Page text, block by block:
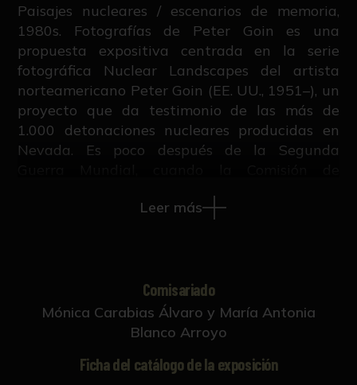
Paisajes nucleares / escenarios de memoria,
1980s. Fotografías de Peter Goin es una
propuesta expositiva centrada en la serie
fotográfica Nuclear Landscapes del artista
norteamericano Peter Goin (EE. UU., 1951–), un
proyecto que da testimonio de las más de
1.000 detonaciones nucleares producidas en
Nevada. Es poco después de la Segunda
crea un campo de pruebas en el sur de
efectos nocivos de la radiación resulta escasa y
el “folclore” que surgió llevó a muchos a
acercarse al lugar para ver las explosiones,
de pruebas, y rara vez se permitía el acceso a
Leer más
Comisariado
Mónica Carabias Álvaro y María Antonia
Blanco Arroyo
Ficha del catálogo de la exposición